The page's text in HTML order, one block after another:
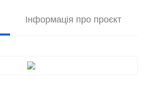
Інформація про проєкт